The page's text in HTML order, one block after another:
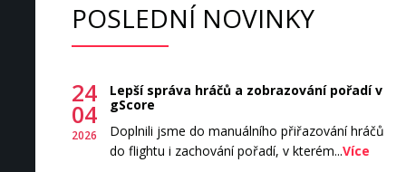
POSLEDNÍ NOVINKY
24
04
2026
Lepší správa hráčů a zobrazování pořadí v
gScore
Doplnili jsme do manuálního přiřazování hráčů
do flightu i zachování pořadí, v kterém...Více